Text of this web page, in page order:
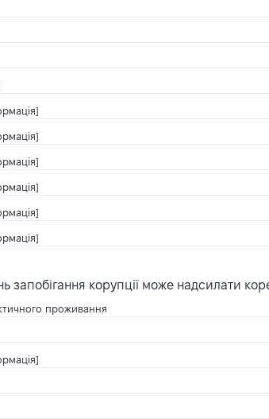
корупції може надсилати
проживання